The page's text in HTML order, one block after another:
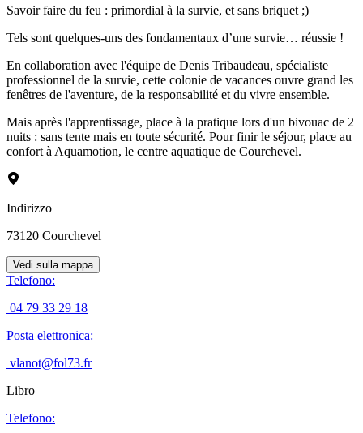
Savoir faire du feu : primordial à la survie, et sans briquet ;)
Tels sont quelques-uns des fondamentaux d’une survie… réussie !
En collaboration avec l'équipe de Denis Tribaudeau, spécialiste
professionnel de la survie, cette colonie de vacances ouvre grand les
fenêtres de l'aventure, de la responsabilité et du vivre ensemble.
Mais après l'apprentissage, place à la pratique lors d'un bivouac de 2
nuits : sans tente mais en toute sécurité. Pour finir le séjour, place au
confort à Aquamotion, le centre aquatique de Courchevel.
Indirizzo
73120 Courchevel
Vedi sulla mappa
Telefono:
04 79 33 29 18
Posta elettronica:
vlanot@fol73.fr
Libro
Telefono: